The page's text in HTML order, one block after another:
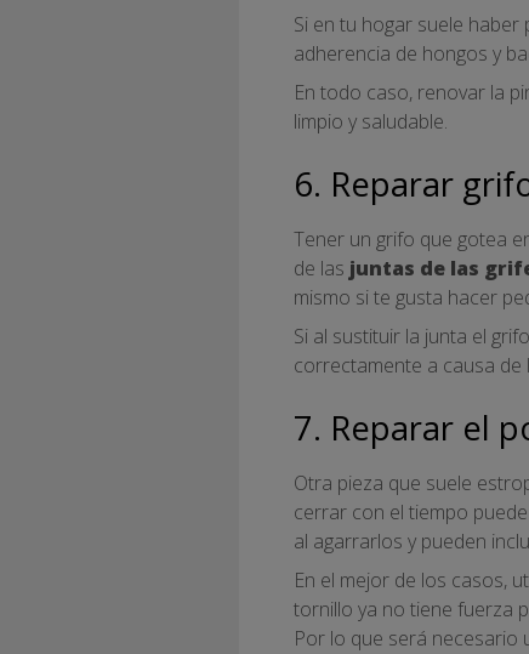
Si en tu hogar suele
adherencia de hongos y
En todo caso, renovar la
limpio y saludable.
6. Reparar
Tener un grifo que gotea
de las juntas de las
mismo si te gusta hacer
Si al sustituir la junta el
correctamente a causa de
7. Reparar el
Otra pieza que suele
cerrar con el tiempo puede
al agarrarlos y pueden
En el mejor de los casos,
tornillo ya no tiene fuerza
Por lo que será necesario